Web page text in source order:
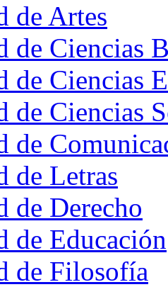
de Artes
de Ciencias
de Ciencias
de Ciencias
de
de Letras
de Derecho
de Educación
de Filosofía